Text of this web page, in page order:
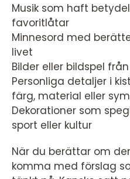
Musik som haft
favoritlåtar
Minnesord med
livet
Bilder eller bildspel
Personliga detaljer i
färg, material eller
Dekorationer som
sport eller kultur
När du berättar om
komma med förslag